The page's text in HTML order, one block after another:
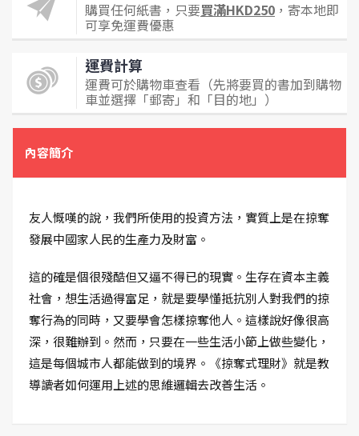
購買任何紙書，只要買滿HKD250 ，寄本地即
可享免運費優惠
運費計算
運費可於購物車查看（先將要買的書加到購物
車並選擇「郵寄」和「目的地」）
內容簡介
友人慨嘆的說，我們所使用的投資方法，實質上是在掠奪
發展中國家人民的生產力及財富。
這的確是個很殘酷但又逼不得已的現實。生存在資本主義
社會，想生活過得富足，就是要學懂抵抗別人對我們的掠
奪行為的同時，又要學會怎樣掠奪他人。這樣說好像很高
深，很難辦到。然而，只要在一些生活小節上做些變化，
這是每個城市人都能做到的境界。《掠奪式理財》就是教
導讀者如何運用上述的思維邏輯去改善生活。